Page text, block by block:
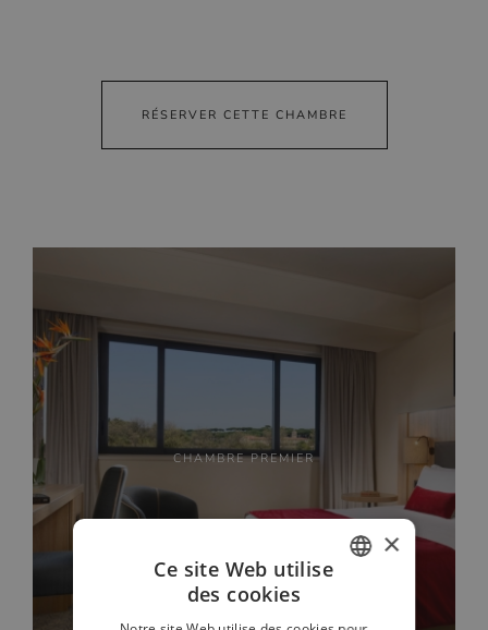
RÉSERVER CETTE CHAMBRE
CHAMBRE PREMIER
×
Ce site Web utilise
des cookies